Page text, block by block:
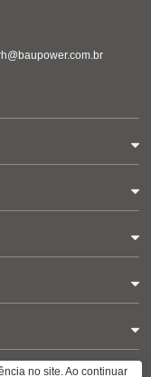
reservados. Ofertas Válidas até o
no site. Ao continuar